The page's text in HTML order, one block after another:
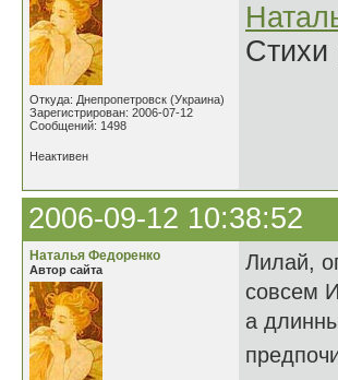
Откуда: Днепропетровск (Украина)
Зарегистрирован: 2006-07-12
Сообщений: 1498
Стихи
Неактивен
2006-09-12 10:38:52
Наталья Федоренко
Автор сайта
Лилай,
совсем
а